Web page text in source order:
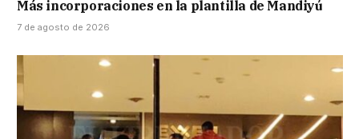
Más incorporaciones en la plantilla de Mandiyú
7 de agosto de 2026